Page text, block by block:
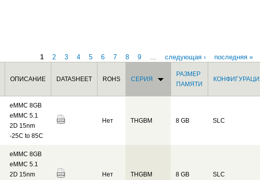
1 2 3 4 5 6 7 8 9 следующая › последняя »
ОПИСАНИЕ DATASHEET ROHS СЕРИЯ
РАЗМЕР
ПАМЯТИ
eMMC 8GB
eMMC 5.1
2D 15nm
-25C to 85C
Нет THGBM 8 GB SLC
eMMC 8GB
eMMC 5.1
2D 15nm
Нет THGBM 8 GB SLC